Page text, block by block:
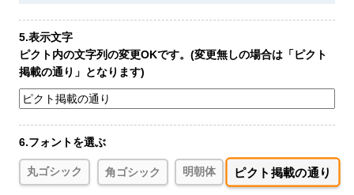
5.表示文字
ピクト内の文字列の変更OKです。(変更無しの場合は「ピクト
掲載の通り」となります)
6.フォントを選ぶ
丸ゴシック 角ゴシック 明朝体 ピクト掲載の通り